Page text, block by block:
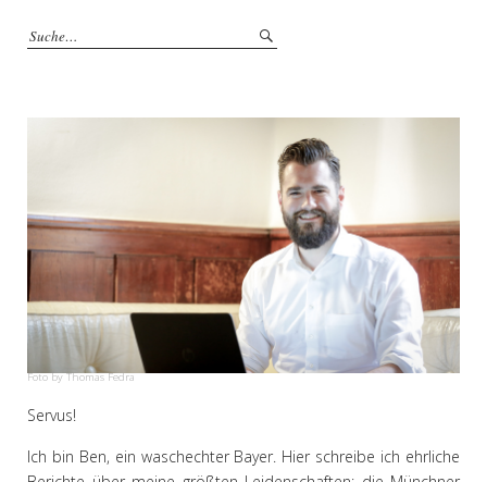
Foto by Thomas Fedra
Servus!
Ich bin Ben, ein waschechter Bayer. Hier schreibe ich ehrliche